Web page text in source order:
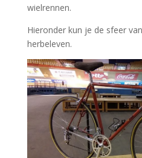
wielrennen.
Hieronder kun je de sfeer
herbeleven.